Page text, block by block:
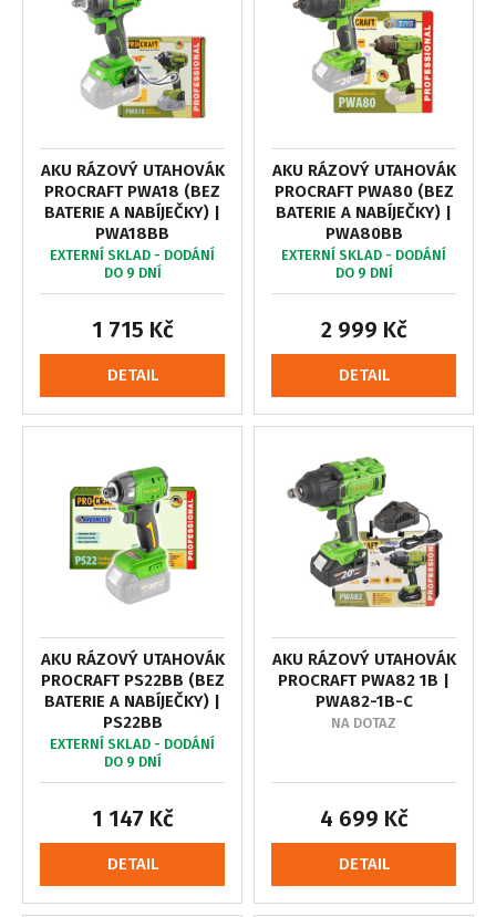
AKU RÁZOVÝ UTAHOVÁK
PROCRAFT PWA18 (BEZ
BATERIE A NABÍJEČKY) |
PWA18BB
EXTERNÍ SKLAD - DODÁNÍ
DO 9 DNÍ
1 715 Kč
DETAIL
AKU RÁZOVÝ UTAHOVÁK
PROCRAFT PWA80 (BEZ
BATERIE A NABÍJEČKY) |
PWA80BB
EXTERNÍ SKLAD - DODÁNÍ
DO 9 DNÍ
2 999 Kč
DETAIL
AKU RÁZOVÝ UTAHOVÁK
PROCRAFT PS22BB (BEZ
BATERIE A NABÍJEČKY) |
PS22BB
EXTERNÍ SKLAD - DODÁNÍ
DO 9 DNÍ
1 147 Kč
DETAIL
AKU RÁZOVÝ UTAHOVÁK
PROCRAFT PWA82 1B |
PWA82-1B-C
NA DOTAZ
4 699 Kč
DETAIL